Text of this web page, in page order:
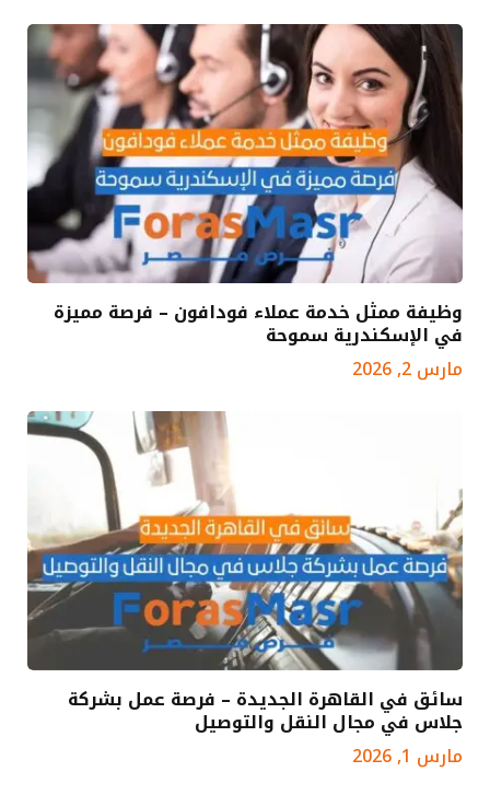
وظيفة ممثل خدمة عملاء فودافون – فرصة مميزة
في الإسكندرية سموحة
مارس 2, 2026
سائق في القاهرة الجديدة – فرصة عمل بشركة
جلاس في مجال النقل والتوصيل
مارس 1, 2026